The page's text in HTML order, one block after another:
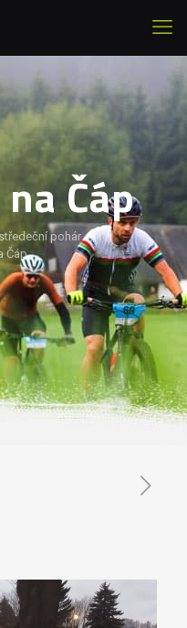
Čáp
pohár
Čáp